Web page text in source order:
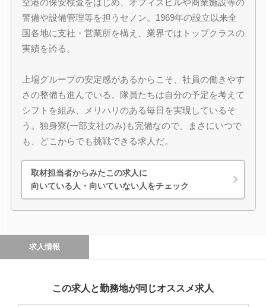
警備や設備管理等を担うセノン。1969年の設立以来全
国各地に支社・営業所を構え、業界ではトップクラスの
実績を誇る。
上場グループの安定感があるからこそ、社員の働きやす
さの整備も進んでいる。隊員たちは自分の予定を考えて
シフトを組み、メリハリのある毎日を実現しているそ
う。独身寮(一部支社のみ)も完備なので、まさにいつで
も、どこからでも挑戦できる求人だ。
取材担当者からみたこの求人に
向いている人・向いていない人をチェック
求人情報
この求人と勤務地が同じオススメ求人